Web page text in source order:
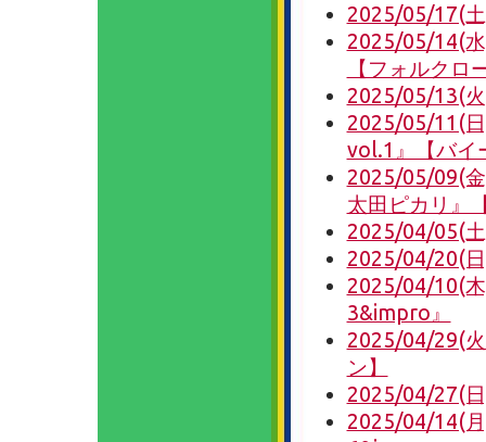
2025/05/17(
2025/05/14(
【フォルクロ
2025/05/13(
2025/05/11(
vol.1』【バイ
2025/05/09(
太田ピカリ』
2025/04/05(
2025/04/20(
2025/04/10(
3&impro』
2025/04/29(
ン】
2025/04/27(
2025/04/14(